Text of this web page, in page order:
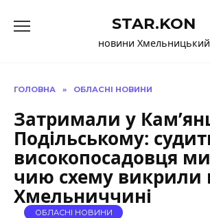
до
STAR.KON
новини Хмельницький
ГОЛОВНА » ОБЛАСНІ НОВИНИ
Затримали у
Подільському:
високопосадовця
чию схему викрили
Хмельниччині
ОБЛАСНІ НОВИНИ